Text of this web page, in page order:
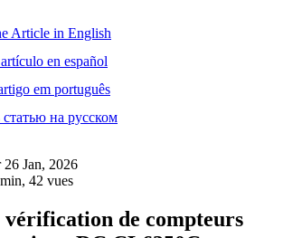
Article in English
en español
em português
статью на русском
Jan, 2026
42 vues
vérification de compteurs